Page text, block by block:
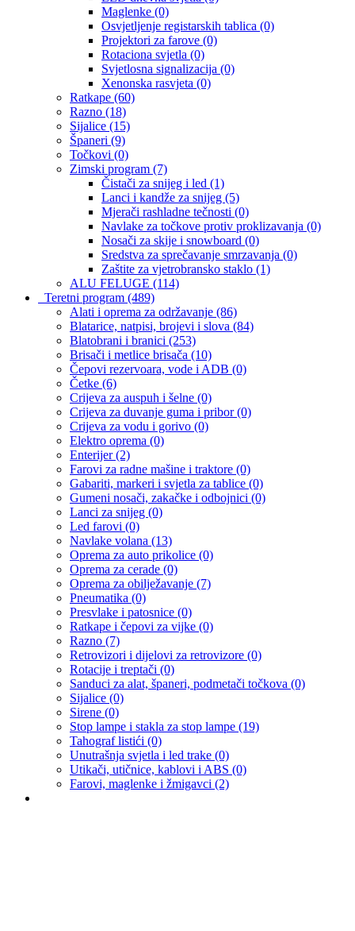
Maglenke (0)
Osvjetljenje registarskih tablica (0)
Projektori za farove (0)
Rotaciona svjetla (0)
Svjetlosna signalizacija (0)
Xenonska rasvjeta (0)
Ratkape (60)
Razno (18)
Sijalice (15)
Španeri (9)
Točkovi (0)
Zimski program (7)
Čistači za snijeg i led (1)
Lanci i kandže za snijeg (5)
Mjerači rashladne tečnosti (0)
Navlake za točkove protiv proklizavanja (0)
Nosači za skije i snowboard (0)
Sredstva za sprečavanje smrzavanja (0)
Zaštite za vjetrobransko staklo (1)
ALU FELUGE (114)
Teretni program (489)
Alati i oprema za održavanje (86)
Blatarice, natpisi, brojevi i slova (84)
Blatobrani i branici (253)
Brisači i metlice brisača (10)
Čepovi rezervoara, vode i ADB (0)
Četke (6)
Crijeva za auspuh i šelne (0)
Crijeva za duvanje guma i pribor(0)
Crijeva za vodu i gorivo (0)
Elektro oprema (0)
Enterijer(2)
Farovi za radne mašine i traktore (0)
Gabariti, markeri i svjetla za tablice (0)
Gumeni nosači, zakačke i odbojnici (0)
Lanci za snijeg (0)
Led farovi (0)
Navlake volana (13)
Oprema za auto prikolice (0)
Oprema za cerade (0)
Oprema za obilježavanje (7)
Pneumatika (0)
Presvlake i patosnice (0)
Ratkape i čepovi za vijke (0)
Razno (7)
Retrovizori i dijelovi za retrovizore (0)
Rotacije i treptači (0)
Sanduci za alat, španeri, podmetači točkova (0)
Sijalice (0)
Sirene (0)
Stop lampe i stakla za stop lampe (19)
Tahograf listići (0)
Unutrašnja svjetla i led trake (0)
Utikači, utičnice, kablovi i ABS (0)
Farovi, maglenke i žmigavci (2)